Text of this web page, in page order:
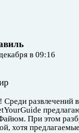
в 09:16
Среди развлечений
При этом
хотя